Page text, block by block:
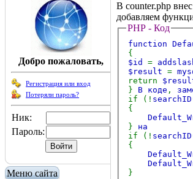
Добро пожаловать,
Регистрация или вход
Потеряли пароль?
Ник:
Пароль:
Меню сайта
В counter.php
добавляем
PHP - Код
function
{
$id =
$result =
return
} В коде ,
if (! searchID
{
} на
if (! searchID
{
}